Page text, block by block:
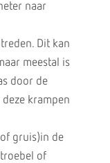
naar
Dit kan
meestal is
door de
krampen
gruis)in de
of